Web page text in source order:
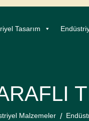
Tasarım
Malzemeler /